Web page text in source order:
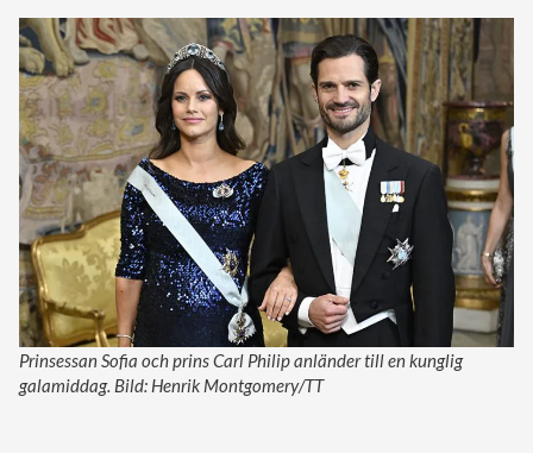
Prinsessan Sofia och prins Carl Philip anländer till en kunglig
galamiddag. Bild: Henrik Montgomery/TT